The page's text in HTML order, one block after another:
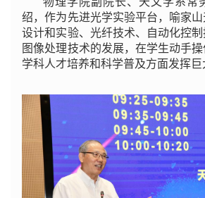
绍，作为先进光学实验平台，喻家
设计和实验、光纤技术、自动化控制
图像处理技术的发展，在学生动手
学科人才培养和科学普及方面发挥巨